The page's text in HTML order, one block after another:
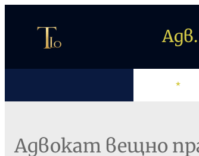
съдържанието
Адвокат вещно